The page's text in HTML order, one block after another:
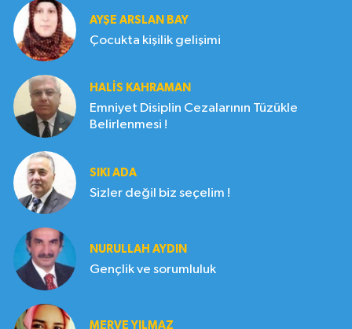
AYŞE ARSLAN BAY
Çocukta kişilik gelişimi
HALIS KAHRAMAN
Emniyet Disiplin Cezalarının Tüzükle
Belirlenmesi !
SIKI ADA
Sizler değil biz seçelim !
NURULLAH AYDIN
Gençlik ve sorumluluk
MERVE YILMAZ